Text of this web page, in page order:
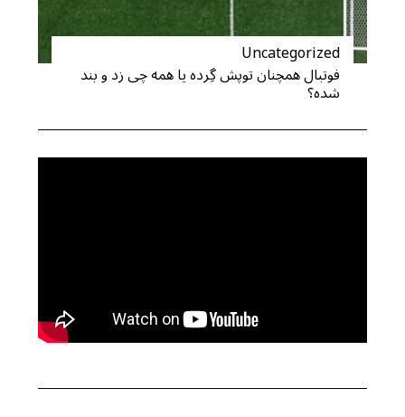
Uncategorized
فوتبال همچنان توپش گِرده یا همه چی زد و بند
شده؟